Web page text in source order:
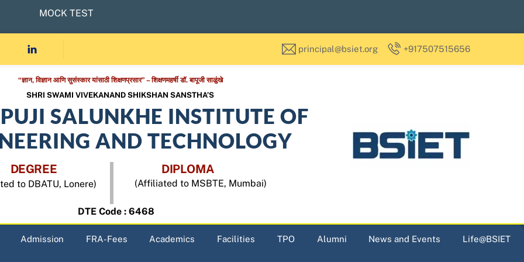
MOCK TEST
principal@bsiet.org +917507515656
“ज्ञान, विज्ञान आणि सुसंस्कार यांसाठी शिक्षणप्रसार” – शिक्षणमहर्षी डॉ. बापूजी साळुंखे
SHRI SWAMI VIVEKANAND SHIKSHAN SANSTHA’S
SALUNKHE INSTITUTE OF
AND TECHNOLOGY
DEGREE
to DBATU, Lonere)
DIPLOMA
(Affiliated to MSBTE, Mumbai)
DTE Code : 6468
Admission FRA-Fees Academics Facilities TPO Alumni News and Events Life@BSIET